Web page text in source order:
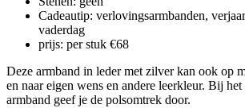
Cadeautip: verlovingsarmbanden,
vaderdag
prijs: per stuk €68
Deze armband in leder met zilver kan ook op
en naar eigen wens en andere leerkleur. Bij
armband geef je de polsomtrek door.